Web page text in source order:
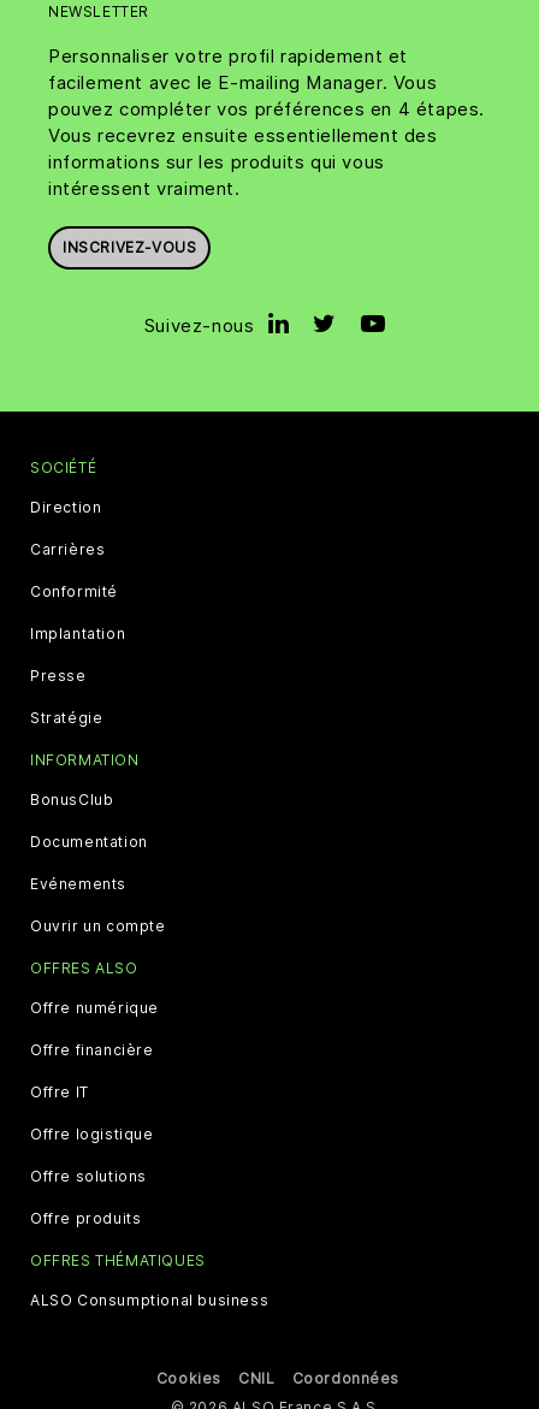
NEWSLETTER
Personnaliser votre profil rapidement et
facilement avec le E-mailing Manager. Vous
pouvez compléter vos préférences en 4 étapes.
Vous recevrez ensuite essentiellement des
informations sur les produits qui vous
intéressent vraiment.
INSCRIVEZ-VOUS
Suivez-nous
SOCIÉTÉ
Direction
Carrières
Conformité
Implantation
Presse
Stratégie
INFORMATION
BonusClub
Documentation
Evénements
Ouvrir un compte
OFFRES ALSO
Offre numérique
Offre financière
Offre IT
Offre logistique
Offre solutions
Offre produits
OFFRES THÉMATIQUES
ALSO Consumptional business
Cookies CNIL
Coordonnées